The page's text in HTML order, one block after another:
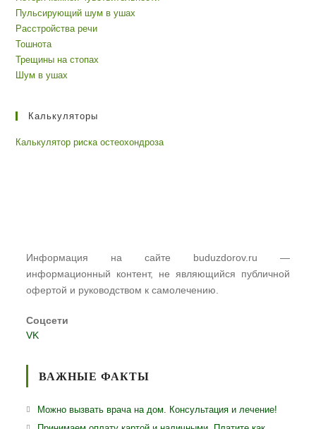
Пульсирующий шум в ушах
Расстройства речи
Тошнота
Трещины на стопах
Шум в ушах
Калькуляторы
Калькулятор риска остеохондроза
Информация на сайте buduzdorov.ru —
информационный контент, не являющийся публичной
офертой и руководством к самолечению.
Соцсети
VK
ВАЖНЫЕ ФАКТЫ
Можно вызвать врача на дом. Консультация и лечение!